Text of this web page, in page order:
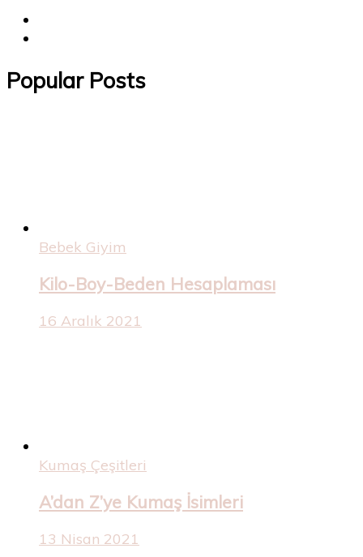
Popular Posts
Bebek Giyim
Kilo-Boy-Beden Hesaplaması
16 Aralık 2021
Kumaş Çeşitleri
A’dan Z’ye Kumaş İsimleri
13 Nisan 2021